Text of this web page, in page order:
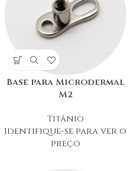
Base para Microdermal
M2
Titânio
Identifique-se para ver o
preço